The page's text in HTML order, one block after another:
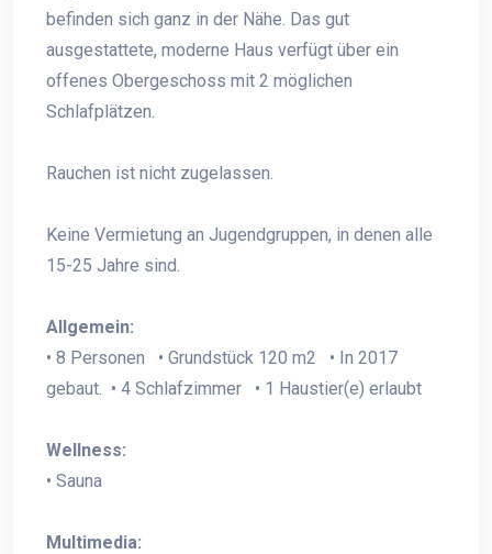
befinden sich ganz in der Nähe. Das gut
ausgestattete, moderne Haus verfügt über ein
offenes Obergeschoss mit 2 möglichen
Schlafplätzen.
Rauchen ist nicht zugelassen.
Keine Vermietung an Jugendgruppen, in denen alle
15-25 Jahre sind.
Allgemein:
• 8 Personen • Grundstück 120 m2 • In 2017
gebaut. • 4 Schlafzimmer • 1 Haustier(e) erlaubt
Wellness:
• Sauna
Multimedia: